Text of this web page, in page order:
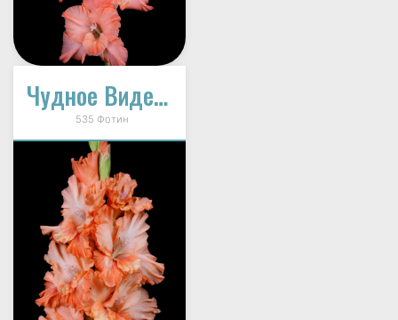
Чудное Видение (В-16-153)
535 Фотин